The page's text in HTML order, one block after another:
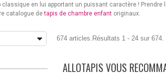
en lui apportant un puissant caractère !
catalogue detapis de chambre enfant originaux.
674 articles. Résultats 1 - 24 sur 674.
ALLOTAPIS VOUS